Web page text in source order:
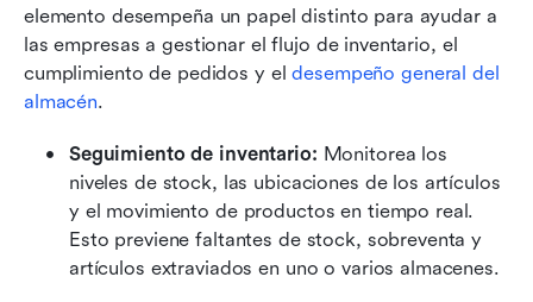
elemento desempeña un papel distinto para ayudar a
las empresas a gestionar el flujo de inventario, el
cumplimiento de pedidos y el desempeño general del
almacén.
Seguimiento de inventario: Monitorea los
niveles de stock, las ubicaciones de los artículos
y el movimiento de productos en tiempo real.
Esto previene faltantes de stock, sobreventa y
artículos extraviados en uno o varios almacenes.